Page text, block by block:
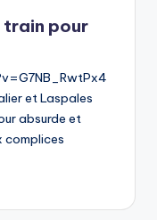
train pour
et Laspales
absurde et
complices